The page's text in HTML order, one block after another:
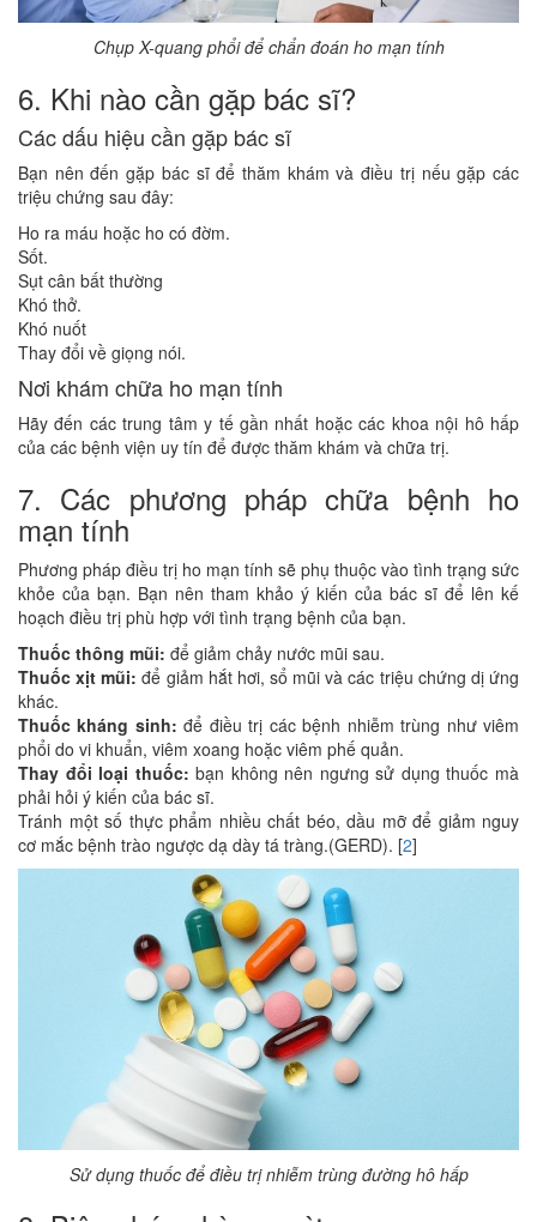
Chụp X-quang phổi để chẩn đoán ho mạn tính
6. Khi nào cần gặp bác sĩ?
Các dấu hiệu cần gặp bác sĩ
Bạn nên đến gặp bác sĩ để thăm khám và điều trị nếu gặp các
triệu chứng sau đây:
Ho ra máu hoặc ho có đờm.
Sốt.
Sụt cân bất thường
Khó thở.
Khó nuốt
Thay đổi về giọng nói.
Nơi khám chữa ho mạn tính
Hãy đến các trung tâm y tế gần nhất hoặc các khoa nội hô hấp
của các bệnh viện uy tín để được thăm khám và chữa trị.
7. Các phương pháp chữa bệnh ho
mạn tính
Phương pháp điều trị ho mạn tính sẽ phụ thuộc vào tình trạng sức
khỏe của bạn. Bạn nên tham khảo ý kiến của bác sĩ để lên kế
hoạch điều trị phù hợp với tình trạng bệnh của bạn.
Thuốc thông mũi: để giảm chảy nước mũi sau.
Thuốc xịt mũi: để giảm hắt hơi, sổ mũi và các triệu chứng dị ứng
khác.
Thuốc kháng sinh: để điều trị các bệnh nhiễm trùng như viêm
phổi do vi khuẩn, viêm xoang hoặc viêm phế quản.
Thay đổi loại thuốc: bạn không nên ngưng sử dụng thuốc mà
phải hỏi ý kiến của bác sĩ.
Tránh một số thực phẩm nhiều chất béo, dầu mỡ để giảm nguy
cơ mắc bệnh trào ngược dạ dày tá tràng.(GERD). [2]
Sử dụng thuốc để điều trị nhiễm trùng đường hô hấp